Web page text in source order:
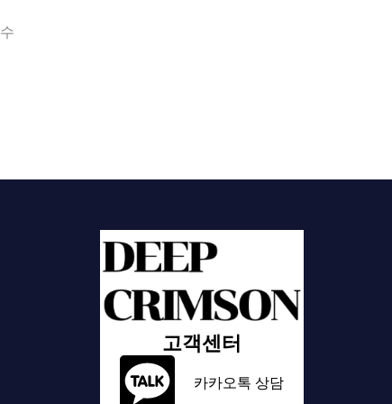
고객센터
카카오톡 상담